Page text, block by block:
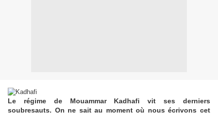
Le régime de Mouammar Kadhafi vit ses derniers
soubresauts. On ne sait au moment où nous écrivons cet